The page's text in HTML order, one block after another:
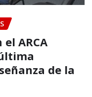
el ARCA
de la